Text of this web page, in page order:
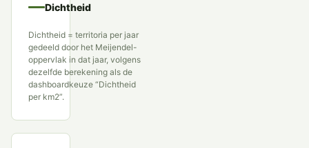
Dichtheid
Dichtheid = territoria per jaar
gedeeld door het Meijendel-
oppervlak in dat jaar, volgens
dezelfde berekening als de
dashboardkeuze “Dichtheid
per km2”.
Sijs
Vink